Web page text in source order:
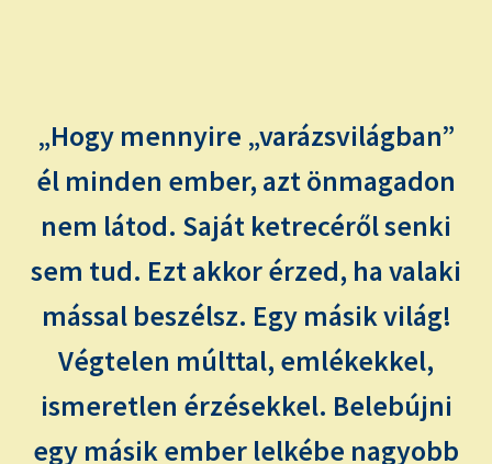
„Hogy mennyire „varázsvilágban”
él minden ember, azt önmagadon
nem látod. Saját ketrecéről senki
sem tud. Ezt akkor érzed, ha valaki
mással beszélsz. Egy másik világ!
Végtelen múlttal, emlékekkel,
ismeretlen érzésekkel. Belebújni
egy másik ember lelkébe nagyobb